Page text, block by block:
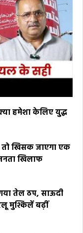
हमेशा केलिए युद्ध
खिसक जाएगा एक
खिलाफ
तेल ठप, साऊदी
मुश्किलें बढ़ीं